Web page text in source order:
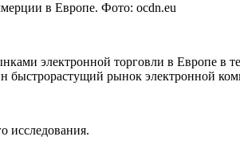
в Европе. Фото: ocdn.eu
электронной торговли в Европе в
быстрорастущий рынок электронной
исследования.